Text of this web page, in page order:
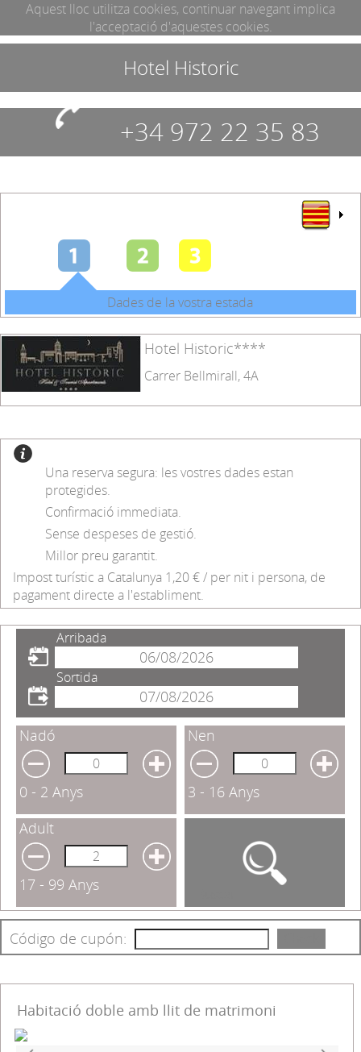
Aquest lloc utilitza cookies, continuar navegant implica
l'acceptació d'aquestes cookies.
Hotel Historic
+34 972 22 35 83
Dades de la vostra estada
Hotel Historic****
Carrer Bellmirall, 4A
Una reserva segura: les vostres dades estan
protegides.
Confirmació immediata.
Sense despeses de gestió.
Millor preu garantit.
Impost turístic a Catalunya 1,20 € / per nit i persona, de
pagament directe a l'establiment.
Arribada
Sortida
Nadó
0 - 2 Anys
Nen
3 - 16 Anys
Adult
17 - 99 Anys
Código de cupón:
Habitació doble amb llit de matrimoni